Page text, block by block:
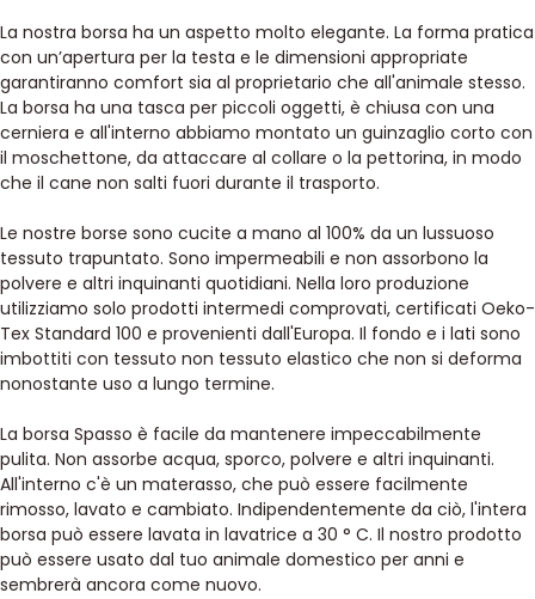
La nostra borsa ha un aspetto molto elegante. La forma pratica
con un’apertura per la testa e le dimensioni appropriate
garantiranno comfort sia al proprietario che all'animale stesso.
La borsa ha una tasca per piccoli oggetti, è chiusa con una
cerniera e all'interno abbiamo montato un guinzaglio corto con
il moschettone, da attaccare al collare o la pettorina, in modo
che il cane non salti fuori durante il trasporto.
Le nostre borse sono cucite a mano al 100% da un lussuoso
tessuto trapuntato. Sono impermeabili e non assorbono la
polvere e altri inquinanti quotidiani. Nella loro produzione
utilizziamo solo prodotti intermedi comprovati, certificati Oeko-
Tex Standard 100 e provenienti dall'Europa. Il fondo e i lati sono
imbottiti con tessuto non tessuto elastico che non si deforma
nonostante uso a lungo termine.
La borsa Spasso è facile da mantenere impeccabilmente
pulita. Non assorbe acqua, sporco, polvere e altri inquinanti.
All'interno c'è un materasso, che può essere facilmente
rimosso, lavato e cambiato. Indipendentemente da ciò, l'intera
borsa può essere lavata in lavatrice a 30 ° C. Il nostro prodotto
può essere usato dal tuo animale domestico per anni e
sembrerà ancora come nuovo.